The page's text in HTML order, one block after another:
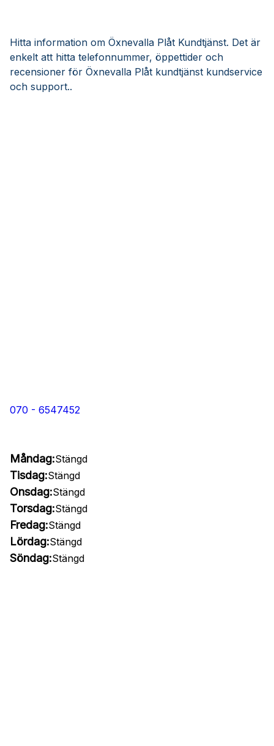
Hitta information om Öxnevalla Plåt Kundtjänst. Det är
enkelt att hitta telefonnummer, öppettider och
recensioner för Öxnevalla Plåt kundtjänst kundservice
och support..
070 - 6547452
Måndag:Stängd
Tisdag:Stängd
Onsdag:Stängd
Torsdag:Stängd
Fredag:Stängd
Lördag:Stängd
Söndag:Stängd